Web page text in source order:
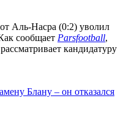
Аль-Насра (0:2) уволил
сообщает Parsfootball,
кандидатуру
Блану – он отказался